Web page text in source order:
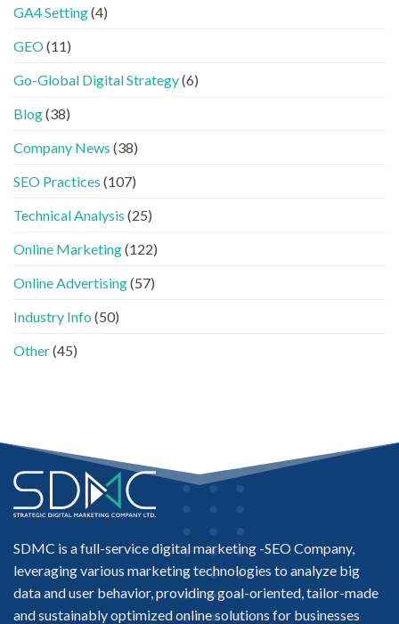
整
HTML
定
南〉
的
IG、
LinkedIn
容
工〉
中
案
出
一
看
懂
AISEO
AEO
實
做
已
進
代
品
如
進
的
任
單」？〉
GA4 Setting(4)
GEO(11)
Go-Global Digital Strategy(6)
Blog(38)
Company News (38)
SEO Practices (107)
Technical Analysis (25)
Online Marketing(122)
Online Advertising(57)
Industry Info (50)
Other(45)
SDMC is a full-service digital marketing -SEO Company,
leveraging various marketing technologies to analyze big
data and user behavior, providing goal-oriented, tailor-made
and sustainably optimized online solutions for businesses